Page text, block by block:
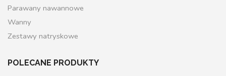
Parawany nawannowe
Wanny
Zestawy natryskowe
POLECANE PRODUKTY